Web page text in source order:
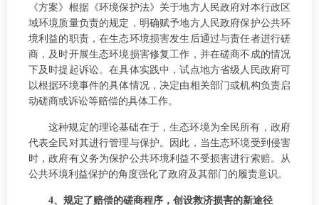
《方案》根据《环境保护法》关于地方人民政府对本行政区
域环境质量负责的规定，明确赋予地方人民政府保护公共环
境利益的职责，在生态环境损害发生后通过与责任者进行磋
商，及时开展生态环境损害修复工作，并在磋商不成的情况
下及时提起诉讼。在具体实践中，试点地方省级人民政府可
以根据环境事件的具体情况，决定由相关部门或机构负责启
动磋商或诉讼等赔偿的具体工作。
这种规定的理论基础在于，生态环境为全民所有，政府
代表全民对其进行管理与保护。因此，当生态环境受到侵害
时，政府有义务为保护公共环境利益不受损害进行索赔。从
公共环境利益保护的角度强化了政府及其部门的履责意识。
4、规定了赔偿的磋商程序，创设救济损害的新途径